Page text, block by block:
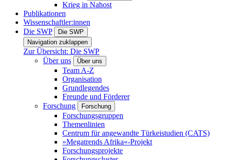
Krieg in Nahost
Publikationen
Wissenschaftler:innen
Die SWP
Die SWP
Navigation zuklappen
Zur Übersicht: Die SWP
Über uns
Über uns
Team A-Z
Organisation
Grundlegendes
Freunde und Förderer
Forschung
Forschung
Forschungsgruppen
Themenlinien
Centrum für angewandte Türkeistudien (CATS)
»Megatrends Afrika«-Projekt
Forschungsprojekte